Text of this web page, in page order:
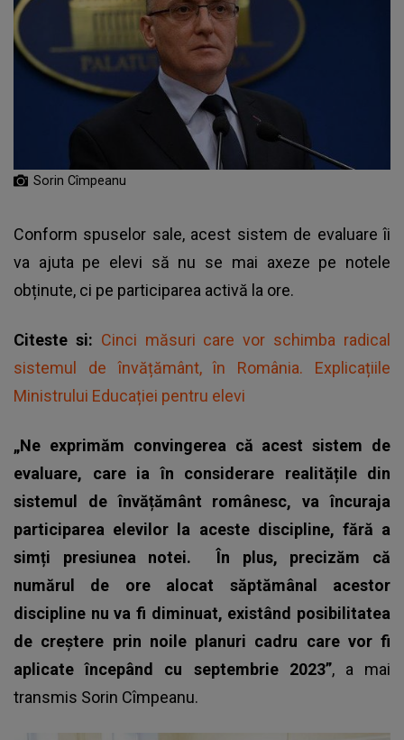
Sorin Cîmpeanu
Conform spuselor sale, acest sistem de evaluare îi
va ajuta pe elevi să nu se mai axeze pe notele
obținute, ci pe participarea activă la ore.
Citeste si: Cinci măsuri care vor schimba radical
sistemul de învățământ, în România. Explicațiile
Ministrului Educației pentru elevi
„Ne exprimăm convingerea că acest sistem de
evaluare, care ia în considerare realitățile din
sistemul de învățământ românesc, va încuraja
participarea elevilor la aceste discipline, fără a
simți presiunea notei.În plus, precizăm că
numărul de ore alocat săptămânal acestor
discipline nu va fi diminuat, existând posibilitatea
de creștere prin noile planuri cadru care vor fi
aplicate începând cu septembrie 2023”, a mai
transmis Sorin Cîmpeanu.